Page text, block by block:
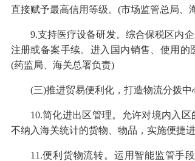
直接赋予最高信用等级。(市场监管总局、
9.支持医疗设备研发。综合保税区内
注册或备案手续。进入国内销售、使用的
(药监局、海关总署负责)
(三)推进贸易便利化，打造物流分拨中
10.简化进出区管理。允许对境内入
不纳入海关统计的货物、物品，实施便捷
11.便利货物流转。运用智能监管手